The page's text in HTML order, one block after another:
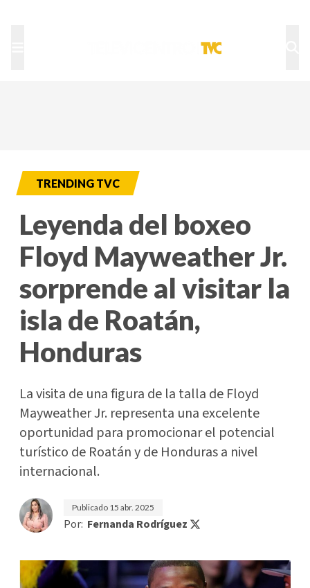
TRENDING TVC
Leyenda del boxeo
Floyd Mayweather Jr.
sorprende al visitar la
isla de Roatán,
Honduras
La visita de una figura de la talla de Floyd
Mayweather Jr. representa una excelente
oportunidad para promocionar el potencial
turístico de Roatán y de Honduras a nivel
internacional.
Publicado 15 abr. 2025
Por: Fernanda Rodríguez